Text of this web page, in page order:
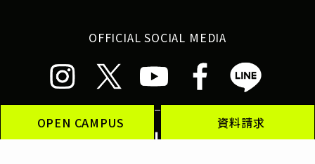
OPEN CAMPUS 資料請求
OFFICIAL SOCIAL MEDIA